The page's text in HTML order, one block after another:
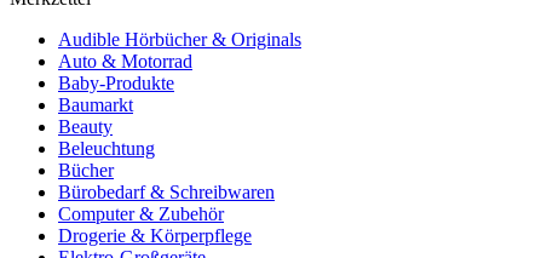
Audible Hörbücher & Originals
Auto & Motorrad
Baby-Produkte
Baumarkt
Beauty
Beleuchtung
Bücher
Bürobedarf & Schreibwaren
Computer & Zubehör
Drogerie & Körperpflege